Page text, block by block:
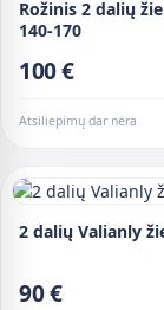
Rožinis 2 dalių
140-170
100 €
Atsiliepimų dar nėra
2 dalių Valianly
90 €